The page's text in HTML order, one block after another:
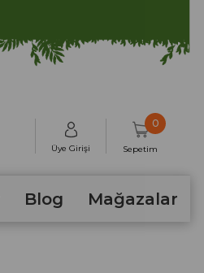
Üye Girişi Sepetim
0
Blog Mağazalar